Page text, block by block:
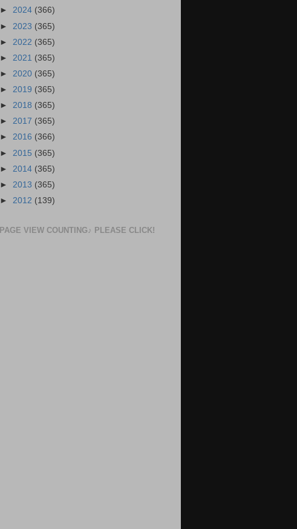
► 2024 (366)
► 2023 (365)
► 2022 (365)
► 2021 (365)
► 2020 (365)
► 2019 (365)
► 2018 (365)
► 2017 (365)
► 2016 (366)
► 2015 (365)
► 2014 (365)
► 2013 (365)
► 2012 (139)
PAGE VIEW COUNTING♪ PLEASE CLICK!